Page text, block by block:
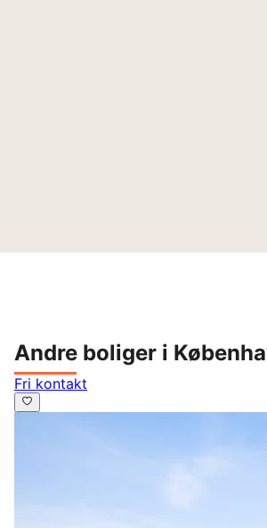
Andre boliger i
Fri kontakt